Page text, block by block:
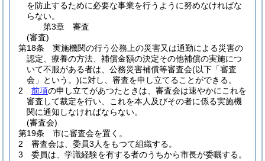
を防止するために必要な事業を行うように努めなければな
らない。
第3章
審査
(審査)
第18条
実施機関の行う公務上の災害又は通勤による災害の
認定、療養の方法、補償金額の決定その他補償の実施につ
いて不服がある者は、公務災害補償等審査会(以下「審査
会」という。)に対し、審査を申し立てることができる。
2
前項の申し立てがあつたときは、審査会は速やかにこれを
審査して裁定を行い、これを本人及びその者に係る実施機
関に通知しなければならない。
(審査会)
第19条
市に審査会を置く。
2
審査会は、委員3人をもつて組織する。
3
委員は、学識経験を有する者のうちから市長が委嘱する。